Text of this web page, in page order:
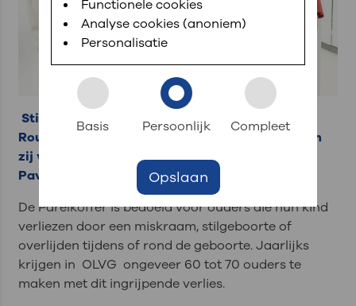
Stichting Vrienden van OLVG
Stichting
Rouwkost
slaan de handen ineen. Samen zorgen
zij voor Parelkoffers voor ouders in het
Paviljoen
De Parelkoffer is bedoeld voor ouders die hun kind
verliezen door een miskraam, stilgeboorte of
overlijden tijdens of rond de geboorte. Jaarlijks
krijgen in OLVG ongeveer 60 tot 70 ouders te
maken met dit ingrijpende verlies.
Functionele cookies
Analyse cookies (anoniem)
Personalisatie
Basis Persoonlijk Compleet
Opslaan